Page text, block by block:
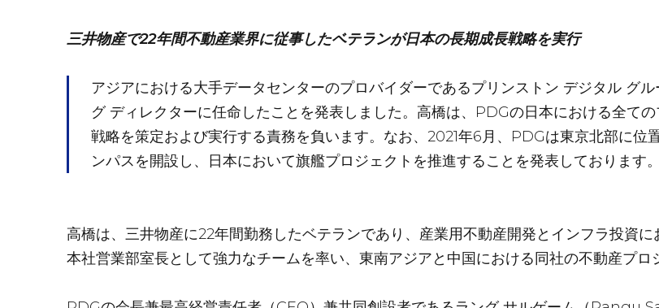
三井物産で22年間不動産業界に従事したベテランが日本の長期成長戦略を実行
アジアにおける大手データセンターのプロバイダーであるプリンストン デジタル グ
グ ディレクターに任命したことを発表しました。高橋は、PDGの日本における全て
戦略を策定および実行する責務を負います。なお、2021年6月、PDGは東京北部に
ンパスを開設し、日本において旗艦プロジェクトを推進することを発表しております。
高橋は、三井物産に22年間勤務したベテランであり、産業用不動産開発とインフラ投資
本社営業部室長として強力なチームを率い、東南アジアと中国における同社の不動産プロ